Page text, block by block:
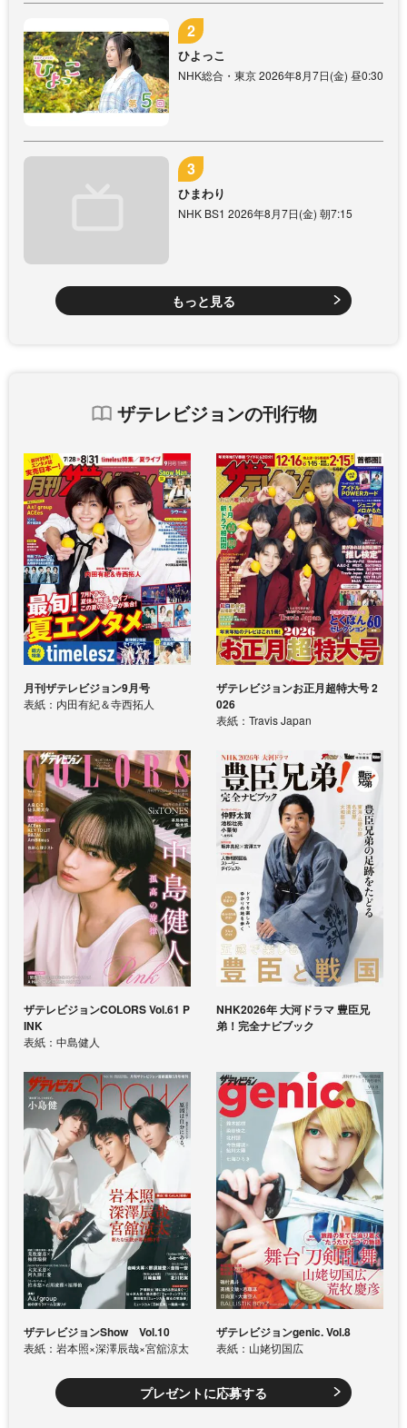
ひよっこ
NHK総合・東京 2026年8月7日(金) 昼0:30
ひまわり
NHK BS1 2026年8月7日(金) 朝7:15
もっと見る
ザテレビジョンの刊行物
月刊ザテレビジョン9月号
表紙：内田有紀＆寺西拓人
ザテレビジョンお正月超特大号 2
026
表紙：Travis Japan
ザテレビジョンCOLORS Vol.61 P
INK
表紙：中島健人
NHK2026年 大河ドラマ 豊臣兄
弟！完全ナビブック
ザテレビジョンShow Vol.10
表紙：岩本照×深澤辰哉×宮舘涼太
ザテレビジョンgenic. Vol.8
表紙：山姥切国広
プレゼントに応募する